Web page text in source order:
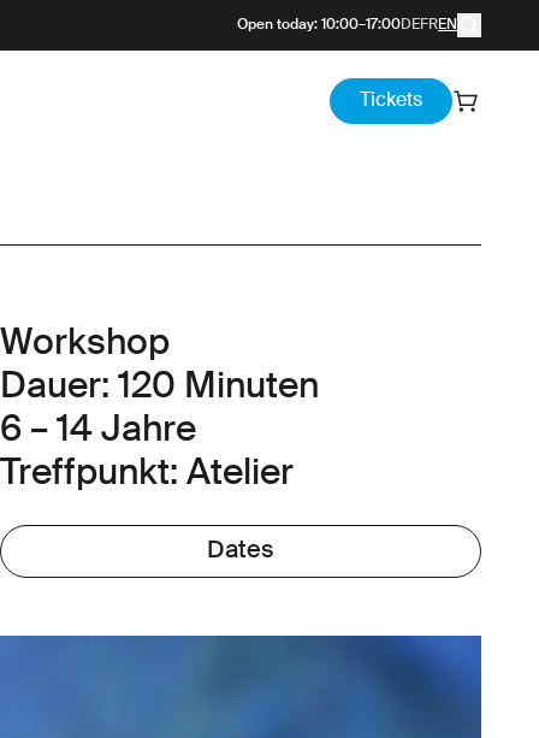
Open today: 10:00–17:00DEFREN
Tickets
Workshop
Dauer: 120 Minuten
6 – 14 Jahre
Treffpunkt: Atelier
Dates